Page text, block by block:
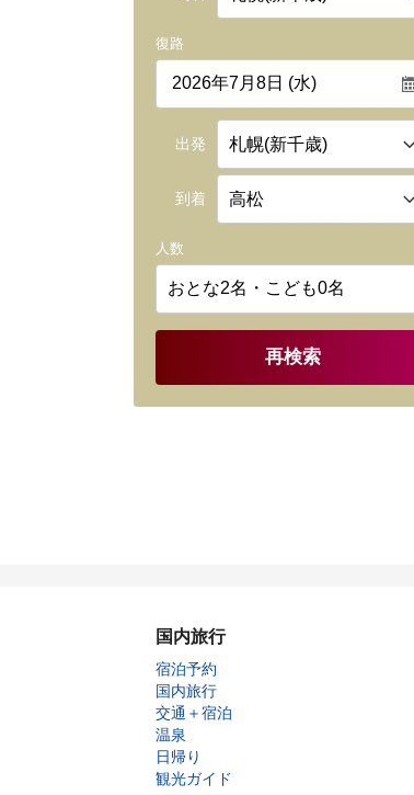
復路
出発
到着
人数
再検索
国内旅行
宿泊予約
国内旅行
交通＋宿泊
温泉
日帰り
観光ガイド